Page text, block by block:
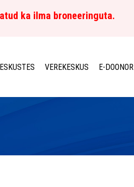
ka ilma broneeringuta.
VEREKESKUS E-DOONOR